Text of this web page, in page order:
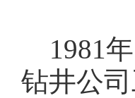
1981年
钻井公